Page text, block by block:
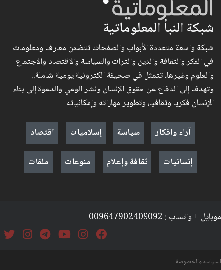
شبكة النبأ المعلوماتية
شبكة واسعة متعددة الأبواب والصفحات تتضمن معارف ومعلومات
في الفكر والثقافة والدين والتراث والسياسة والاقتصاد والاجتماع
والعلوم وغيرها، تتمثل في صحيفة الكترونية يومية شاملة..
وتهدف إلى الدفاع عن حقوق الإنسان ونشر الوعي والدعوة إلى بناء
الإنسان فكريا وثقافيا، وتطوير مهاراته وإمكانياته
آراء وافكار
سياسة إسلاميات
اقتصاد
إنسانيات
ثقافة وإعلام منوعات ملفات
موبايل + واتساب : 009647902409092
السياسة والخصوصة